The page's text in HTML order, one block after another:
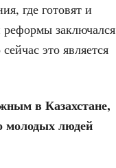
где готовят и
заключался
это является
в Казахстане,
молодых людей